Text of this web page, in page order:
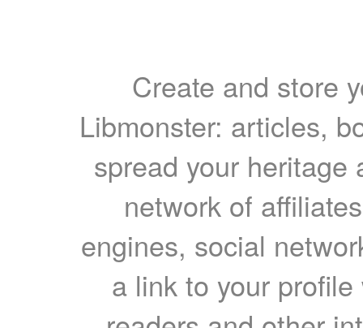
Create and store
Libmonster: articles,
spread your heritage
network of
engines, social
a link to your